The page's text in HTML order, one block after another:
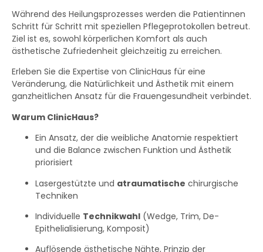
Während des Heilungsprozesses werden die Patientinnen
Schritt für Schritt mit speziellen Pflegeprotokollen betreut.
Ziel ist es, sowohl körperlichen Komfort als auch
ästhetische Zufriedenheit gleichzeitig zu erreichen.
Erleben Sie die Expertise von ClinicHaus für eine
Veränderung, die Natürlichkeit und Ästhetik mit einem
ganzheitlichen Ansatz für die Frauengesundheit verbindet.
Warum ClinicHaus?
Ein Ansatz, der die weibliche Anatomie respektiert
und die Balance zwischen Funktion und Ästhetik
priorisiert
Lasergestützte und atraumatische chirurgische
Techniken
Individuelle Technikwahl (Wedge, Trim, De-
Epithelialisierung, Komposit)
Auflösende ästhetische Nähte, Prinzip der